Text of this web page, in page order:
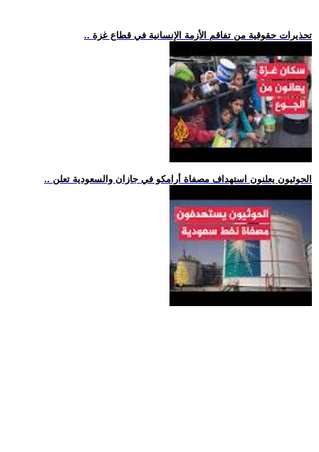
.. تحذيرات حقوقية من تفاقم الأزمة الإنسانية في قطاع غزة
.. الحوثيون يعلنون استهداف مصفاة أرامكو في جازان والسعودية تعلن